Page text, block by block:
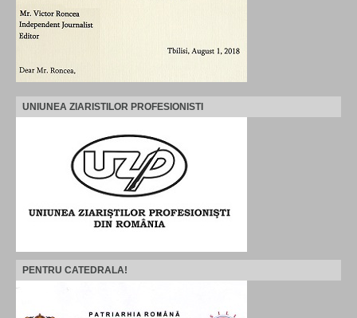
UNIUNEA ZIARISTILOR PROFESIONISTI
PENTRU CATEDRALA!